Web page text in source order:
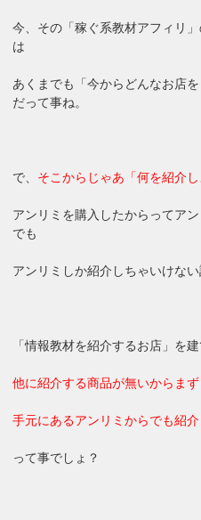
今、その「稼ぐ系教材アフィリ
は
あくまでも「今からどんなお店
だって事ね。
で、 そこからじゃあ「何を紹介
アンリミを購入したからってア
でも
アンリミしか紹介しちゃいけな
「情報教材を紹介するお店」を
他に紹介する商品が無いからまず
手元にあるアンリミからでも紹介
って事でしょ？